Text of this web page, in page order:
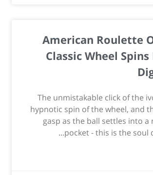
American Roulette
Classic Wheel
The unmistakable click of the
hypnotic spin of the wheel, and
gasp as the ball settles into a
pocket - this is the soul